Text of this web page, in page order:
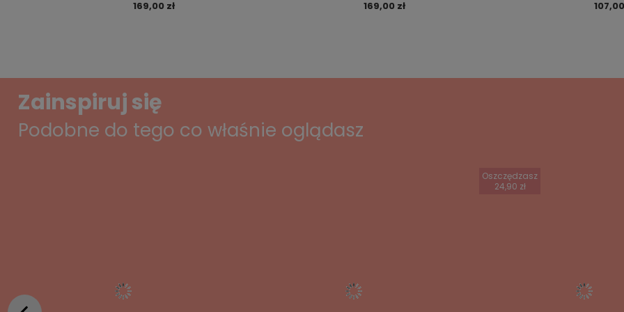
169,00 zł 169,00 zł
Zainspiruj się
Podobne do tego co właśnie oglądasz
Oszczędzasz
24,90 zł